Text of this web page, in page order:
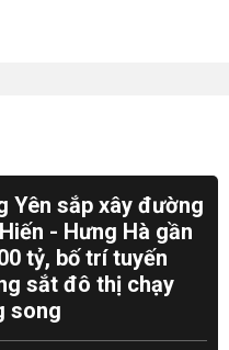
Yên sắp xây đường
- Hưng Hà gần
tỷ, bố trí tuyến
sắt đô thị chạy
song